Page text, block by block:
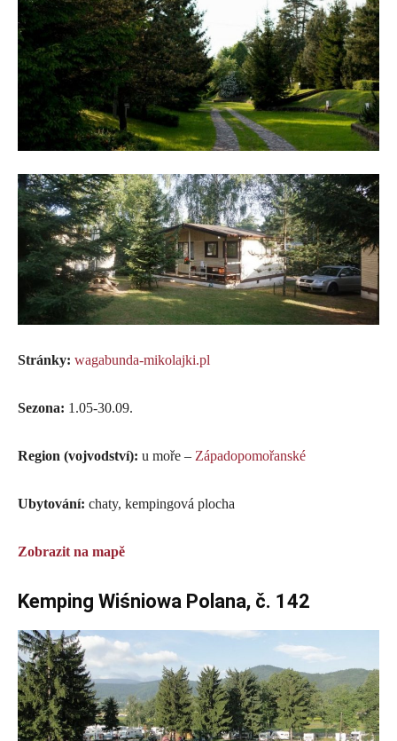
Stránky: wagabunda-mikolajki.pl
Sezona: 1.05-30.09.
Region (vojvodství): u moře – Západopomořanské
Ubytování: chaty, kempingová plocha
Zobrazit na mapě
Kemping Wiśniowa Polana, č. 142